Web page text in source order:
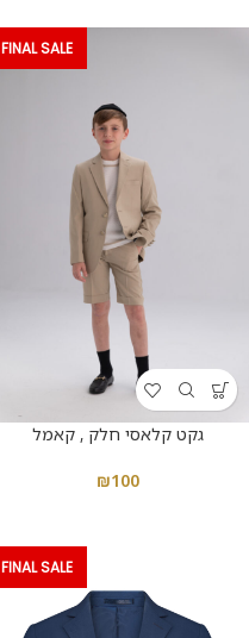
FINAL SALE
גקט קלאסי חלק , קאמל
₪100
FINAL SALE